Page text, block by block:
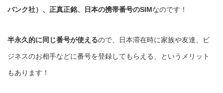
バンク社）、正真正銘、日本の携帯番号のSIMなのです！
半永久的に同じ番号が使えるので、日本滞在時に家族や友達、ビ
ジネスのお相手などに番号を登録してもらえる、というメリット
もあります！